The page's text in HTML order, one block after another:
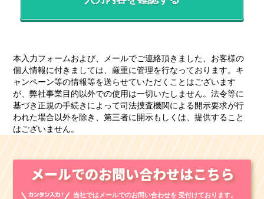
本入力フォームおよび、メールでご連絡頂きました、お客様の
個人情報に付きましては、厳重に管理を行なっております。キ
ャンペーン等の情報等を送らせていただくことはございます
が、弊社事業目的以外での使用は一切いたしません。法令等に
基づき正規の手続きによって司法捜査機関による開示要求が行
われた場合以外を除き、第三者に開示もしくは、提供すること
はございません。
メールでのお問い合わせはこちら
当社ではメールでのお問い合わせを 受付けております。